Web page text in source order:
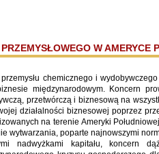
W AMERYCE
chemicznego i
międzynarodowym. Koncern
przetwórczą i biznesową na
działalności biznesowej poprzez
na terenie Ameryki
wytwarzania, poparte najnowszymi
nadwyżkami kapitału, koncern